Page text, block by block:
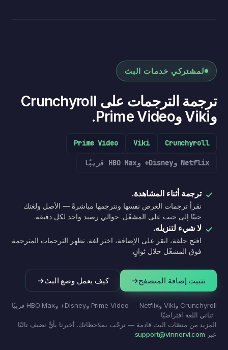
لمشتركي خدمات البث
ترجمة الترجمات على Crunchyroll
وViki وPrime Video.
Crunchyroll
Viki
Prime Video
Netflix وDisney+ وHBO Max قريبًا
ترجمة أثناء المشاهدة.
نقرأ ترجمات العرض نفسها ونترجمها مباشرةً — الأصل ولغتك
جنبًا إلى جنب على المشغّل. حوالي رصيد واحد لكل دقيقة.
لا شيء لتنزيله.
افتح حلقة، انقر على الإضافة، اختر لغة. تظهر الترجمات المترجمة
فوق المشغّل خلال ثوانٍ.
تثبيت إضافة المتصفح→ كيف يعمل وضع البث→
Crunchyroll وViki وPrime Video — Netflix وDisney+ وHBO Max قريبًا
· ثنائي اللغة افتراضيًا
المزيد من منصّات البث قادمة — نرحّب بملاحظاتك. أخبرنا بأيٍّ نضيف تاليًا
عبر support@vinnervi.com
.